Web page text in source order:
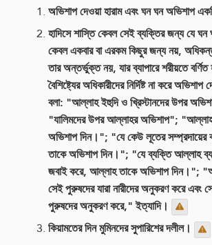
অভিশাপ দেওয়া হারাম এবং ঘন ঘন অভিশাপ
হাদিসে শাস্তি কেবল সেই ব্যক্তির জন্য যে
কেবল একবার বা এরকম কিছুর জন্য নয়,
তার অন্তর্ভুক্ত নয়, যার ব্যাপারে শরীয়তে বর্ণিত
বৈশিষ্ট্যের অধিকারীদের নির্দিষ্ট না করে
বলা: "আল্লাহ ইহুদি ও খ্রিস্টানদের উপর
"যালিমদের উপর আল্লাহর অভিশাপ";
অভিশাপ দিন।"; "যে কেউ লূতের
তাকে অভিশাপ দিন।"; "যে ব্যক্তি আল্লাহ
জবাই করে, আল্লাহ তাকে অভিশাপ দিন।";
সেই পুরুষদের যারা নারীদের অনুকরণ করে এবং
পুরুষদের অনুকরণ করে," ইত্যাদি।
কিয়ামতের দিন মুমিনদের সুপারিশের দলীল।